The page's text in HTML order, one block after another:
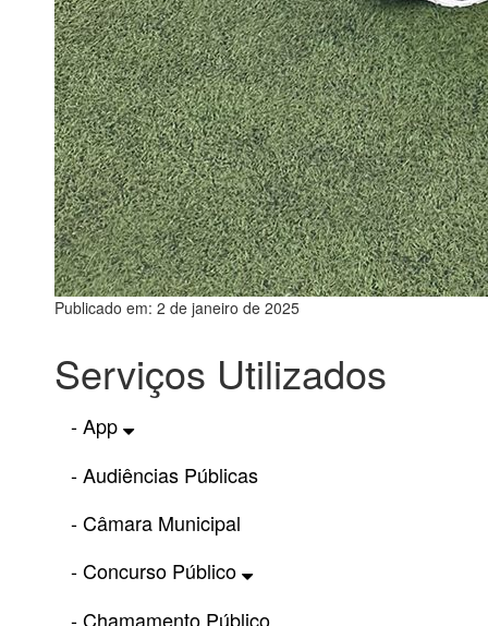
Publicado em: 2 de janeiro de 2025
Serviços Utilizados
- App
- Audiências Públicas
- Câmara Municipal
- Concurso Público
- Chamamento Público